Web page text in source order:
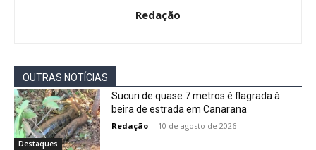
Redação
OUTRAS NOTÍCIAS
Destaques
Sucuri de quase 7 metros é flagrada à
beira de estrada em Canarana
Redação - 10 de agosto de 2026